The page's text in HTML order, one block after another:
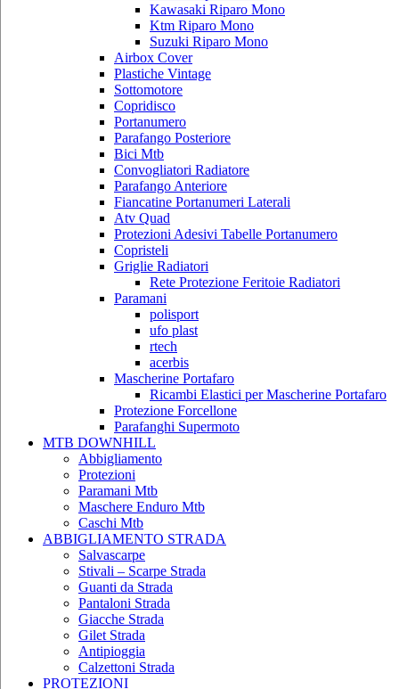
Kawasaki Riparo Mono
Ktm Riparo Mono
Suzuki Riparo Mono
Airbox Cover
Plastiche Vintage
Sottomotore
Copridisco
Portanumero
Parafango Posteriore
Bici Mtb
Convogliatori Radiatore
Parafango Anteriore
Fiancatine Portanumeri Laterali
Atv Quad
Protezioni Adesivi Tabelle Portanumero
Copristeli
Griglie Radiatori
Rete Protezione Feritoie Radiatori
Paramani
polisport
ufo plast
rtech
acerbis
Mascherine Portafaro
Ricambi Elastici per Mascherine Portafaro
Protezione Forcellone
Parafanghi Supermoto
MTB DOWNHILL
Abbigliamento
Protezioni
Paramani Mtb
Maschere Enduro Mtb
Caschi Mtb
ABBIGLIAMENTO STRADA
Salvascarpe
Stivali – Scarpe Strada
Guanti da Strada
Pantaloni Strada
Giacche Strada
Gilet Strada
Antipioggia
Calzettoni Strada
PROTEZIONI